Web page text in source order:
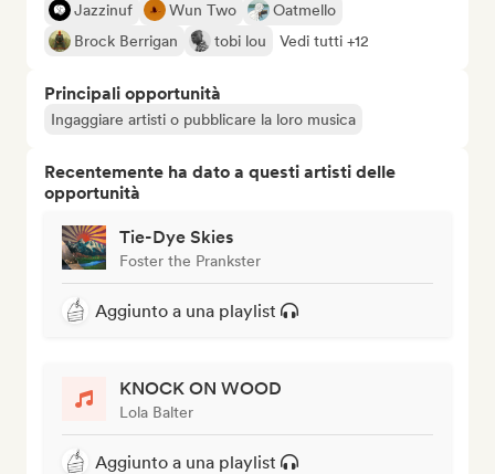
Jazzinuf
Wun Two
Oatmello
Brock Berrigan
tobi lou Vedi tutti +12
Principali opportunità
Ingaggiare artisti o pubblicare la loro musica
Recentemente ha dato a questi artisti delle
opportunità
Tie-Dye Skies
Foster the Prankster
Aggiunto a una playlist
KNOCK ON WOOD
Lola Balter
Aggiunto a una playlist